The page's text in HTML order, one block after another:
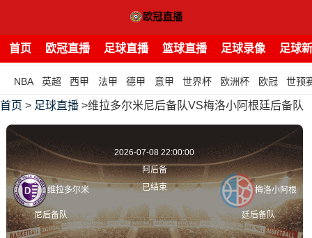
首页 欧冠直播 足球直播 篮球直播 足球录像 足球
NBA 英超 西甲 法甲 德甲 意甲 世界杯 欧洲杯 欧冠 世预
首页 > 足球直播 >维拉多尔米尼后备队VS梅洛小阿根廷后备队
维拉多尔米
尼后备队
2026-07-08 22:00:00
阿后备
已结束
梅洛小阿根
廷后备队